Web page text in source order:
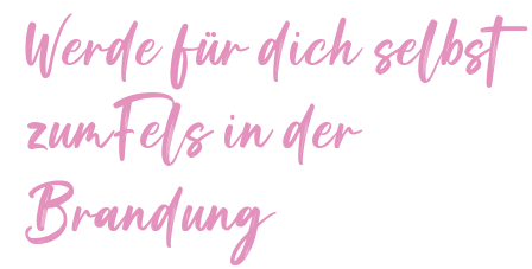
Werde für dich selbst
zumFels in der
Brandung